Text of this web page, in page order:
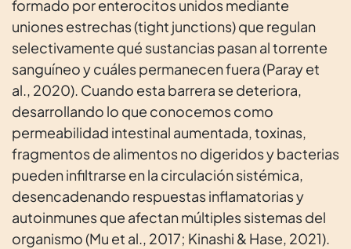
formado por enterocitos unidos mediante
uniones estrechas (tight junctions) que regulan
selectivamente qué sustancias pasan al torrente
sanguíneo y cuáles permanecen fuera (Paray et
al., 2020). Cuando esta barrera se deteriora,
desarrollando lo que conocemos como
permeabilidad intestinal aumentada, toxinas,
fragmentos de alimentos no digeridos y bacterias
pueden infiltrarse en la circulación sistémica,
desencadenando respuestas inflamatorias y
autoinmunes que afectan múltiples sistemas del
organismo (Mu et al., 2017; Kinashi & Hase, 2021).